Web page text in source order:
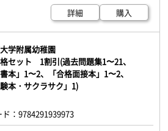
詳細
購入
学附属幼稚園
セット 1割引(過去問題集1〜21、
書本」1〜2、「合格面接本」1〜2、
験本・サクラサク」1)
：9784291939973